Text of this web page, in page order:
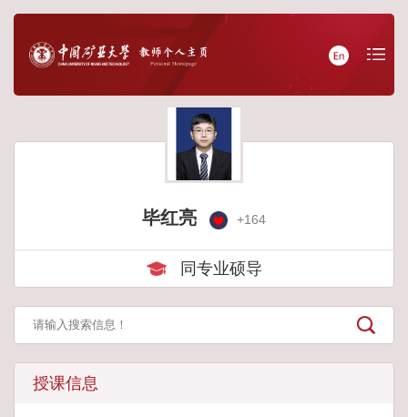
毕红亮 +164
同专业硕导
授课信息